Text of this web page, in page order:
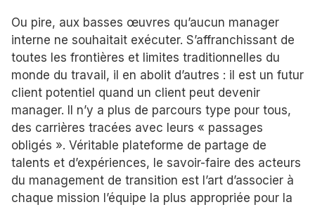
Ou pire, aux basses œuvres qu’aucun manager
interne ne souhaitait exécuter. S’affranchissant de
toutes les frontières et limites traditionnelles du
monde du travail, il en abolit d’autres : il est un futur
client potentiel quand un client peut devenir
manager. Il n’y a plus de parcours type pour tous,
des carrières tracées avec leurs « passages
obligés ». Véritable plateforme de partage de
talents et d’expériences, le savoir-faire des acteurs
du management de transition est l’art d’associer à
chaque mission l’équipe la plus appropriée pour la